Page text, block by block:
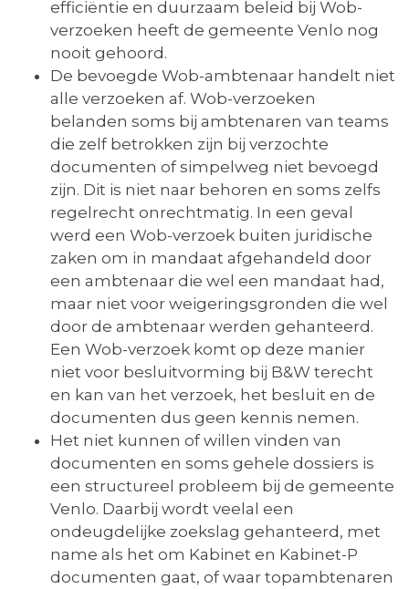
efficiëntie en duurzaam beleid bij Wob-
verzoeken heeft de gemeente Venlo nog
nooit gehoord.
De bevoegde Wob-ambtenaar handelt niet
alle verzoeken af. Wob-verzoeken
belanden soms bij ambtenaren van teams
die zelf betrokken zijn bij verzochte
documenten of simpelweg niet bevoegd
zijn. Dit is niet naar behoren en soms zelfs
regelrecht onrechtmatig. In een geval
werd een Wob-verzoek buiten juridische
zaken om in mandaat afgehandeld door
een ambtenaar die wel een mandaat had,
maar niet voor weigeringsgronden die wel
door de ambtenaar werden gehanteerd.
Een Wob-verzoek komt op deze manier
niet voor besluitvorming bij B&W terecht
en kan van het verzoek, het besluit en de
documenten dus geen kennis nemen.
Het niet kunnen of willen vinden van
documenten en soms gehele dossiers is
een structureel probleem bij de gemeente
Venlo. Daarbij wordt veelal een
ondeugdelijke zoekslag gehanteerd, met
name als het om Kabinet en Kabinet-P
documenten gaat, of waar topambtenaren